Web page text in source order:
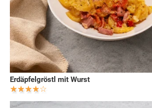
Erdäpfelgröstl mit Wurst